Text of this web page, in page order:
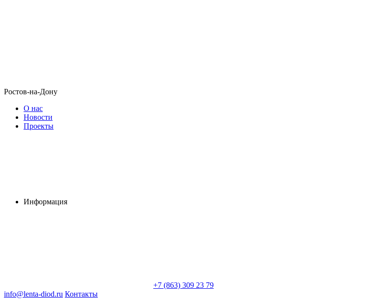
Ростов-на-Дону
О нас
Новости
Проекты
Информация
+7 (863) 309 23 79
info@lenta-diod.ru Контакты